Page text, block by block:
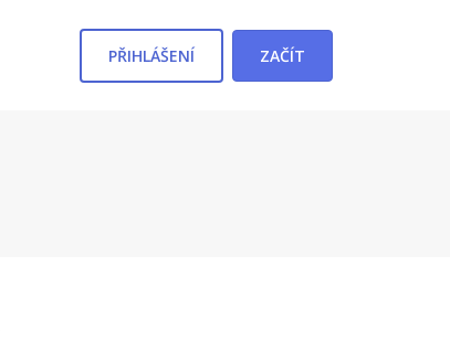
PŘIHLÁŠENÍ ZAČÍT